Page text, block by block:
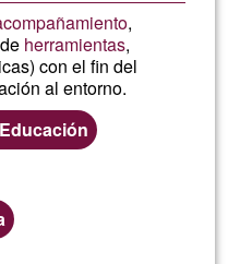
,
herramientas,
con el fin del
al entorno.
Educación